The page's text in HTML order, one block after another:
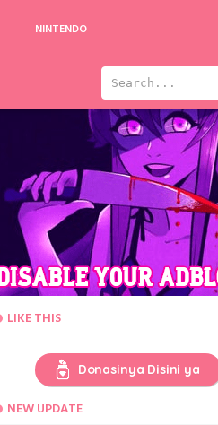
NINTENDO
LIKE THIS
Donasinya Disini ya
NEW UPDATE